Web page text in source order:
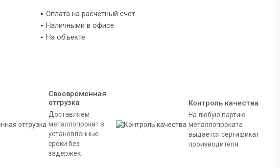
Оплата на расчетный счет
Наличными в офисе
На объекте
Своевременная
отгрузка
Доставляем
металлопрокат в
установленные
сроки без
задержек
Контроль качества
На любую партию
металлопроката
выдается сертификат
производителя